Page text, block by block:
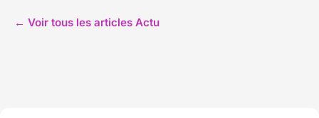
← Voir tous les articles Actu